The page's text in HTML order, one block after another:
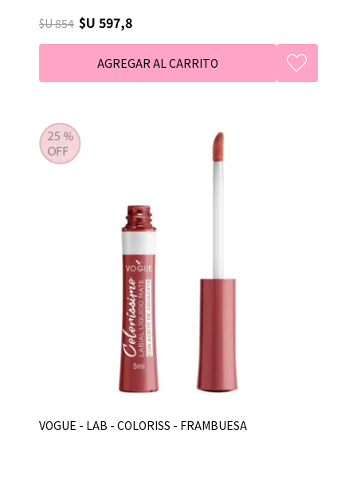
$U 854 $U 597,8
VOGUE - LAB - COLORISS - FRAMBUESA